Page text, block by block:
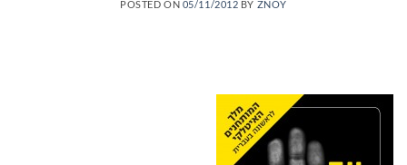
POSTED ON 05/11/2012 BY ZNOY